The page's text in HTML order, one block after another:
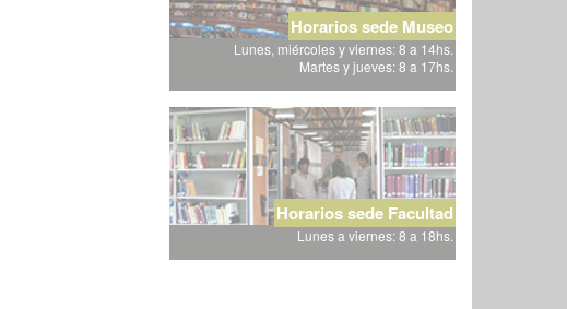
Horarios sede Museo
Lunes, miércoles y viernes: 8 a 14hs.
Martes y jueves: 8 a 17hs.
Horarios sede Facultad
Lunes a viernes: 8 a 18hs.